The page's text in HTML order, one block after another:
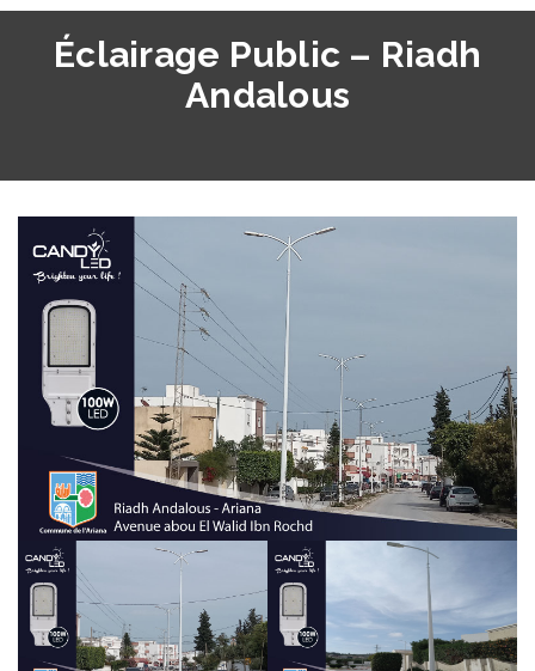
Éclairage Public – Riadh
Andalous